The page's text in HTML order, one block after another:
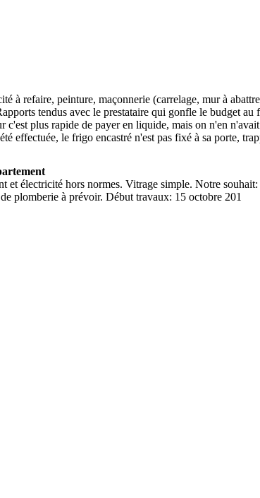
à refaire, peinture, maçonnerie (carrelage, mur à
tendus avec le prestataire qui gonfle le budget au
c'est plus rapide de payer en liquide, mais on n'en
effectuée, le frigo encastré n'est pas fixé à sa porte,
électricité hors normes. Vitrage simple. Notre
plomberie à prévoir. Début travaux: 15 octobre 201